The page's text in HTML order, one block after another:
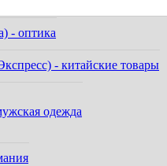
- оптика
- китайские товары
одежда